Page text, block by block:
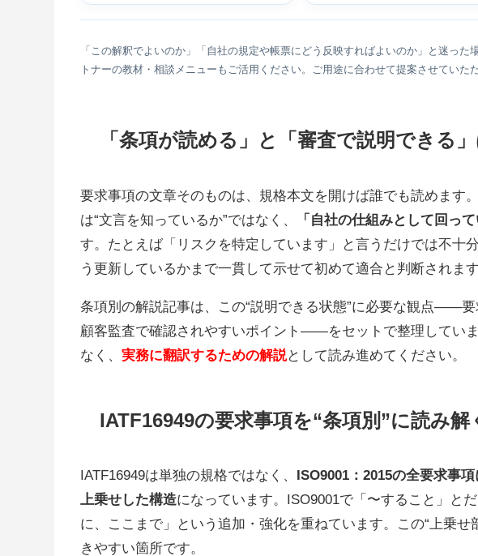
「この解釈でよいのか」「自社の規定や帳票にどう反映すればよいのか」と迷った
トナーの教材・相談メニューもご活用ください。ご用途に合わせて提案させていた
「条項が読める」と「審査で説明できる
要求事項の文章そのものは、規格本文を開けば誰でも読めます
は“文言を知っているか”ではなく、
「自社の仕組みとして回っ
す。たとえば「リスクを特定しています」と言うだけでは不十
う更新しているかまで一貫して示せて初めて適合と判断されます
条項別の解説記事は、この“説明できる状態”に必要な観点——
顧客監査で確認されやすいポイント——をセットで整理してい
なく、実務に翻訳するための解説 として読み進めてください。
IATF16949の要求事項を“条項別”に読み解
IATF16949は単独の規格ではなく、 ISO9001：2015の全要求事
上乗せした構造になっています。ISO9001で「〜すること」と
に、ここまで」という追加・強化を重ねています。この“上乗
きやすい箇所です。